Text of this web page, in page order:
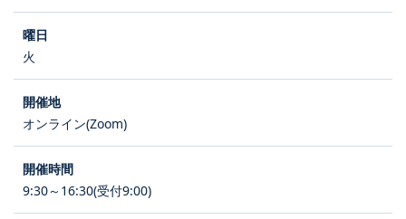
火
オンライン(Zoom)
9:30～16:30(受付9:00)